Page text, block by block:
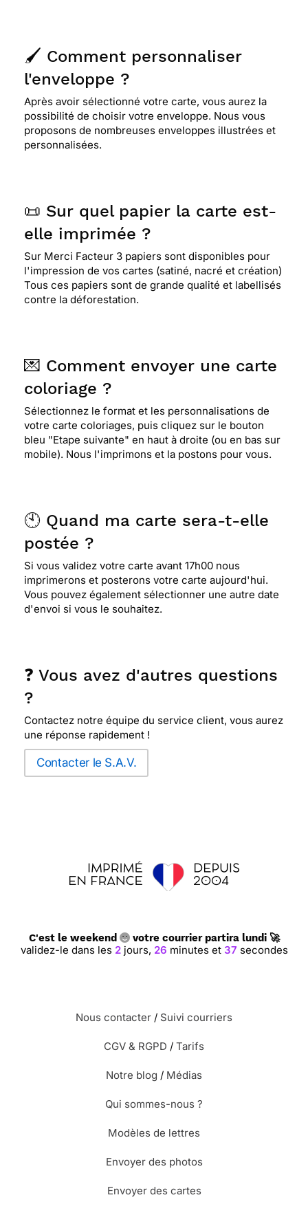
🖌️ Comment personnaliser
l'enveloppe ?
Après avoir sélectionné votre carte, vous aurez la
possibilité de choisir votre enveloppe. Nous vous
proposons de nombreuses enveloppes illustrées et
personnalisées.
📜 Sur quel papier la carte est-
elle imprimée ?
Sur Merci Facteur 3 papiers sont disponibles pour
l'impression de vos cartes (satiné, nacré et création)
Tous ces papiers sont de grande qualité et labellisés
contre la déforestation.
💌 Comment envoyer une carte
coloriage ?
Sélectionnez le format et les personnalisations de
votre carte coloriages, puis cliquez sur le bouton
bleu "Etape suivante" en haut à droite (ou en bas sur
mobile). Nous l'imprimons et la postons pour vous.
🕙 Quand ma carte sera-t-elle
postée ?
Si vous validez votre carte avant 17h00 nous
imprimerons et posterons votre carte aujourd'hui.
Vous pouvez également sélectionner une autre date
d'envoi si vous le souhaitez.
❓ Vous avez d'autres questions
?
Contactez notre équipe du service client, vous aurez
une réponse rapidement !
Contacter le S.A.V.
C'est le weekend votre courrier partira lundi 🚀
validez-le dans les 2jours, 26 minutes et 36 secondes
Nous contacter / Suivi courriers
CGV & RGPD / Tarifs
Notre blog / Médias
Qui sommes-nous ?
Modèles de lettres
Envoyer des photos
Envoyer des cartes